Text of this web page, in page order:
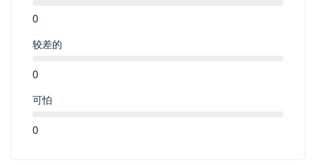
0
较差的
0
可怕
0